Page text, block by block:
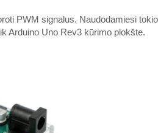
PWM signalus. Naudodamiesi
Arduino Uno Rev3 kūrimo plokšte.